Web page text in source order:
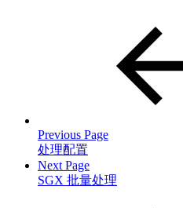
Previous Page
处理配置
Next Page
SGX 批量处理